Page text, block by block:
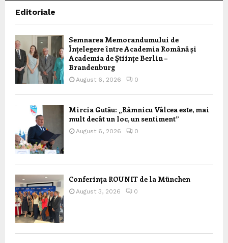
Editoriale
Semnarea Memorandumului de
Înțelegere între Academia Română și
Academia de Științe Berlin –
Brandenburg
August 6, 2026 0
Mircia Gutău: „Râmnicu Vâlcea este, mai
mult decât un loc, un sentiment”
August 6, 2026 0
Conferința ROUNIT de la München
August 3, 2026 0